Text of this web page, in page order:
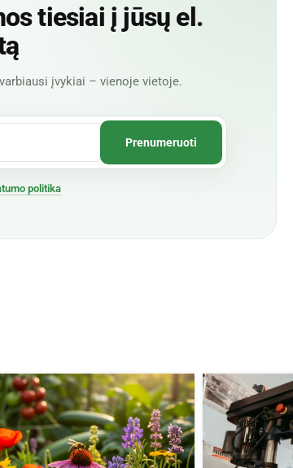
tiesiai į jūsų el.
įvykiai – vienoje vietoje.
politika